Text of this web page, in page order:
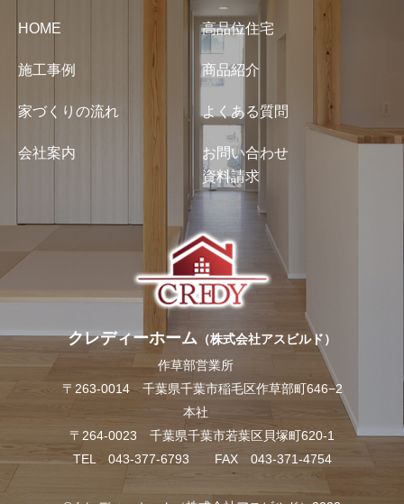
HOME 高品位住宅
施工事例 商品紹介
家づくりの流れ よくある質問
会社案内
お問い合わせ
資料請求
クレディーホーム （株式会社アスビルド）
作草部営業所
〒263-0014 千葉県千葉市稲毛区作草部町646−2
本社
〒264-0023 千葉県千葉市若葉区貝塚町620-1
TEL 043-377-6793 FAX 043-371-4754